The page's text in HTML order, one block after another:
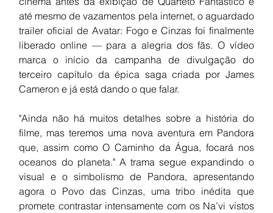
até mesmo de vazamentos pela internet, o aguardado
trailer oficial de Avatar: Fogo e Cinzas foi finalmente
liberado online — para a alegria dos fãs. O vídeo
marca o início da campanha de divulgação do
terceiro capítulo da épica saga criada por James
Cameron e já está dando o que falar.
"Ainda não há muitos detalhes sobre a história do
filme, mas teremos uma nova aventura em Pandora
que, assim como O Caminho da Água, focará nos
oceanos do planeta." A trama segue expandindo o
visual e o simbolismo de Pandora, apresentando
agora o Povo das Cinzas, uma tribo inédita que
promete contrastar intensamente com os Na’vi vistos